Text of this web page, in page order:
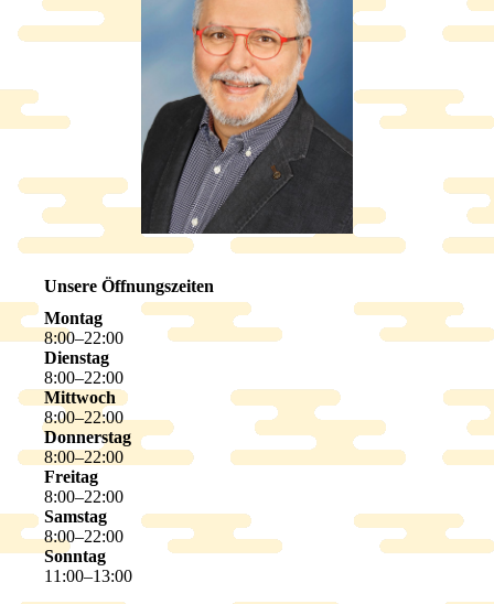
Unsere Öffnungszeiten
Montag
8:00–22:00
Dienstag
8:00–22:00
Mittwoch
8:00–22:00
Donnerstag
8:00–22:00
Freitag
8:00–22:00
Samstag
8:00–22:00
Sonntag
11 :00–13:00